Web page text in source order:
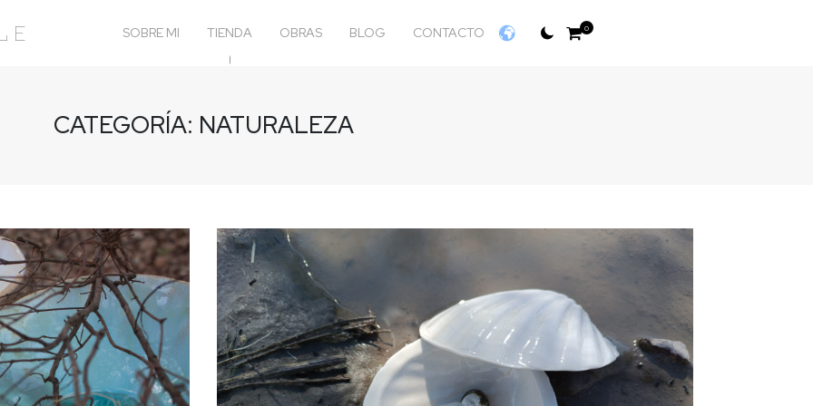
SOBRE MI TIENDA OBRAS BLOG CONTACTO 0
CATEGORÍA: NATURALEZA